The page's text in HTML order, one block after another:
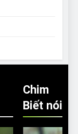
Chim
Biết nói